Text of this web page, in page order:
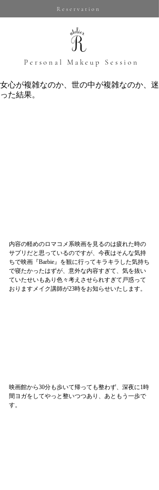
Reservation
​Personal Makeup Session
女心が複雑なのか、世の中が複雑なのか、迷
った結果。
内容の軽めのロマコメ系映画を見るのは疲れた時の
サプリだと思っているのですが、今夜はそんな気持
ちで映画『Barbie』を観に行ってキラキラした気持ち
で寝たかったはずが、意外な内容すぎて、気を抜い
ていたせいもあり色々考えさせられすぎて戸惑って
おりますメイク講師が23時をお知らせいたします。
映画館から30分も歩いて帰っても整わず、深夜に1時
間ヨガをしてやっと整いつつあり、あともう一歩で
す。